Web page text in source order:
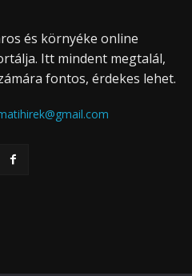
és környéke online
Itt mindent megtalál,
fontos, érdekes lehet.